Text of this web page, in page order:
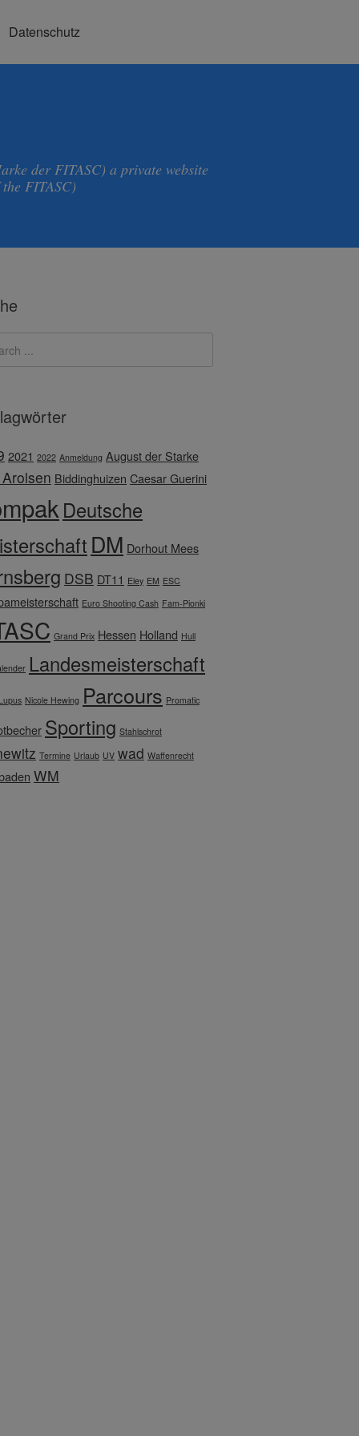
Datenschutz
der FITASC) a private website
FITASC)
2021 2022 Anmeldung August der Starke
Biddinghuizen Caesar Guerini
Deutsche
DM Dorhout Mees
DSB DT11 Eley EM ESC
Euro Shooting Cash Fam-Pionki
Grand Prix Hessen Holland Hull
Landesmeisterschaft
Lupus Nicole Hewing Parcours Promatic
Sporting Stahlschrot
Termine Urlaub UV wad Waffenrecht
WM